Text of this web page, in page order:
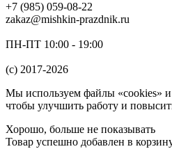
+7 (985) 059-08-22
zakaz@mishkin-prazdnik.ru
ПН-ПТ 10:00 - 19:00
(c) 2017-2026
Мы используем файлы «cookies»
чтобы улучшить работу и
Хорошо, больше не показывать
Товар успешно добавлен в